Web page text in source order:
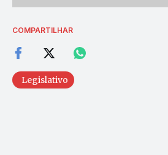
COMPARTILHAR
Legislativo